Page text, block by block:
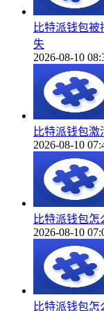
比特派钱包
失
2026-08-10
比特派钱包
2026-08-10
比特派钱包
2026-08-10
比特派钱包